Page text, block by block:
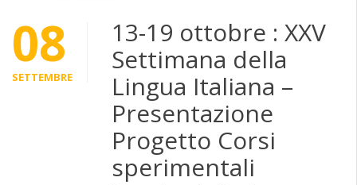
08
SETTEMBRE
13-19 ottobre : XXV
Settimana della
Lingua Italiana –
Presentazione
Progetto Corsi
sperimentali